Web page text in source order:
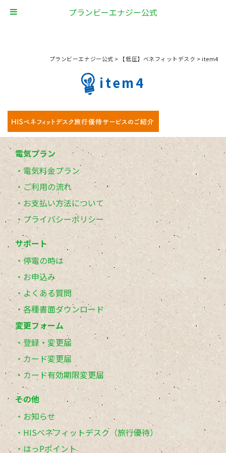
プランビーエナジー公式 > 【低圧】ベネフィットデスク > item4
item4
電気プラン
電気料金プラン
ご利用の流れ
お支払い方法について
プライバシーポリシー
サポート
停電の時は
お申込み
よくある質問
各種書面ダウンロード
変更フォーム
登録・変更届
カード変更届
カード有効期限変更届
その他
お知らせ
HISベネフィットデスク（旅行優待）
はっPポイント
プランビーエナジー公式